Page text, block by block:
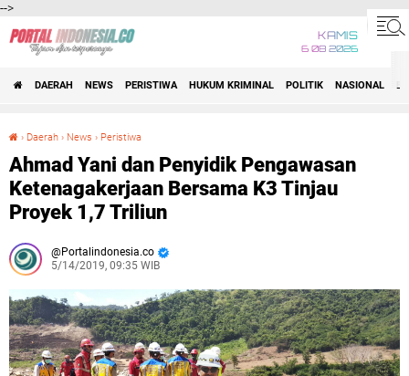
-->
KAMIS
6 08 2026
DAERAH NEWS PERISTIWA HUKUM KRIMINAL POLITIK NASIONAL
› Daerah › News › Peristiwa
Ahmad Yani dan Penyidik Pengawasan
Ketenagakerjaan Bersama K3 Tinjau
Proyek 1,7 Triliun
Portalindonesia.co
5/14/2019, 09:35 WIB